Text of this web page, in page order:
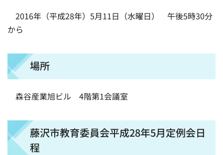
2016年（平成28年）5月11日（水曜日） 午後5時30分
から
場所
森谷産業旭ビル 4階第1会議室
藤沢市教育委員会平成28年5月定例会日
程